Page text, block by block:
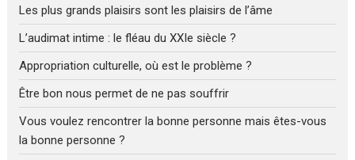
Les plus grands plaisirs sont les plaisirs de l’âme
L’audimat intime : le fléau du XXIe siècle ?
Appropriation culturelle, où est le problème ?
Être bon nous permet de ne pas souffrir
Vous voulez rencontrer la bonne personne mais êtes-vous
la bonne personne ?